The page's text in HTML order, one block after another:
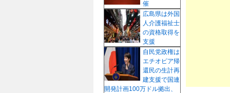
プ
催
広島県は外国
人介護福祉士
の資格取得を
支援
自民党政権は
エチオピア帰
還民の生計再
建支援で国連
開発計画100万ドル拠出、